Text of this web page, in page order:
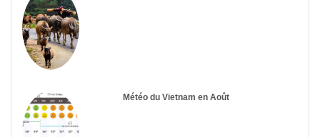
Météo du Vietnam en Août